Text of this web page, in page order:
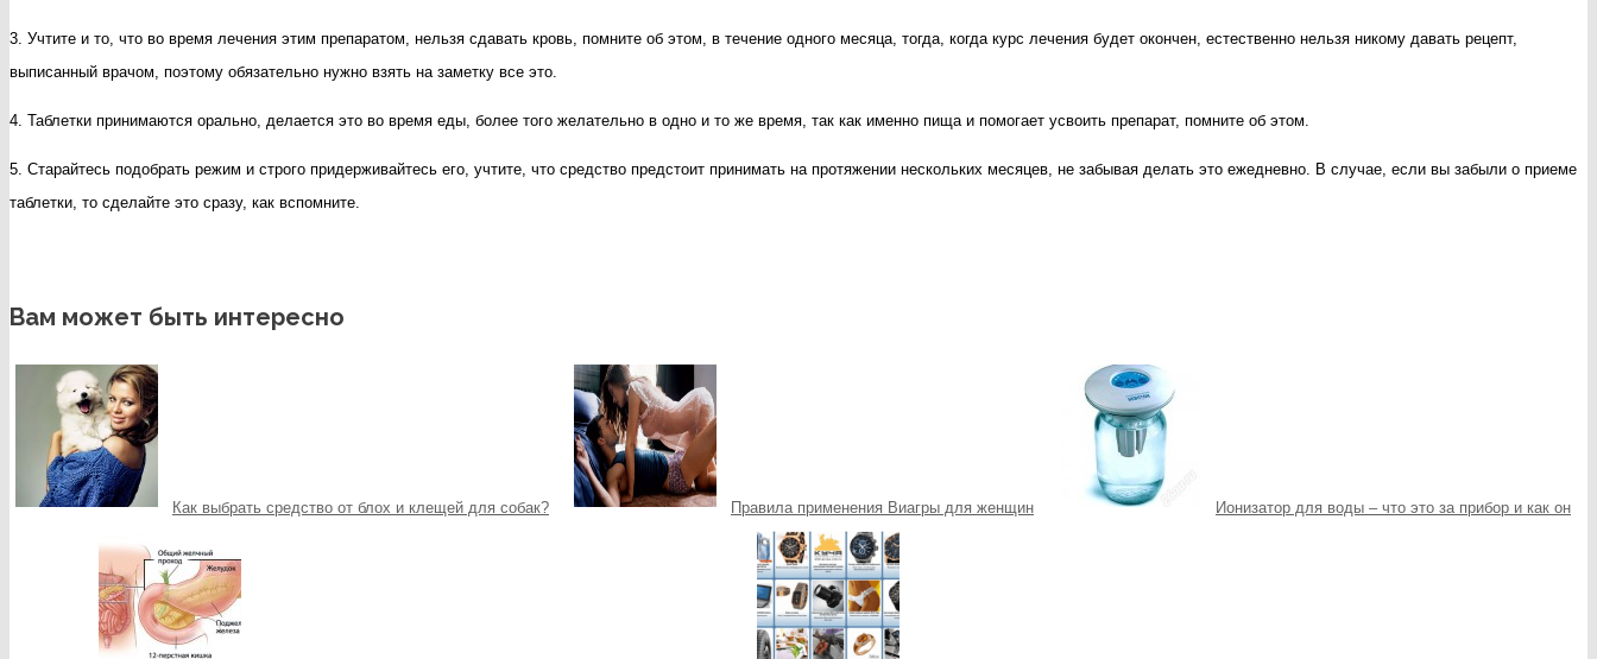
3. Учтите и то, что во время лечения этим препаратом, нельзя сдавать кровь, помните об этом, в течение одного месяца, тогда, когда курс лечения будет окончен, естественно нельзя никому давать рецепт,
выписанный врачом, поэтому обязательно нужно взять на заметку все это.
4. Таблетки принимаются орально, делается это во время еды, более того желательно в одно и то же время, так как именно пища и помогает усвоить препарат, помните об этом.
5. Старайтесь подобрать режим и строго придерживайтесь его, учтите, что средство предстоит принимать на протяжении нескольких месяцев, не забывая делать это ежедневно. В случае, если вы забыли о приеме
таблетки, то сделайте это сразу, как вспомните.
Вам может быть интересно
Как выбрать средство от блох и клещей для собак? Правила применения Виагры для женщин Ионизатор для воды – что это за прибор и как он